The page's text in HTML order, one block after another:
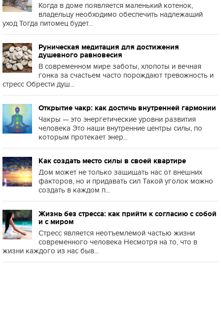
Когда в доме появляется маленький котенок,
владельцу необходимо обеспечить надлежащий
уход Тогда питомец будет...
Руническая медитация для достижения
душевного равновесия
В современном мире заботы, хлопоты и вечная
гонка за счастьем часто порождают тревожность и
стресс Обрести душ...
Открытие чакр: как достичь внутренней гармонии
Чакры — это энергетические уровни развития
человека Это наши внутренние центры силы, по
которым протекает энер...
Как создать место силы в своей квартире
Дом может не только защищать нас от внешних
факторов, но и придавать сил Такой уголок можно
создать в каждом п...
Жизнь без стресса: как прийти к согласию с собой
и с миром
Стресс является неотъемлемой частью жизни
современного человека Несмотря на то, что в
жизни каждого из нас быв...